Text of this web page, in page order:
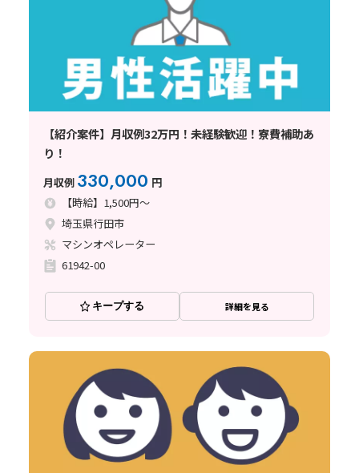
【紹介案件】月収例32万円！未経験歓迎！寮費補助あ
り！
月収例 330,000 円
【時給】1,500円～
埼玉県行田市
マシンオペレーター
61942-00
キープする 詳細を見る